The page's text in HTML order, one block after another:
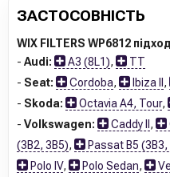
ЗАСТОСОВНІСТЬ
WIX FILTERS WP6812
- Audi: A3 (8L1),
TT
- Seat: Cordoba, Ibiza II ,
- Skoda: Octavia A4, Tour,
- Volkswagen: Caddy II ,
(3B2, 3B5), Passat B5 (3B3,
Polo IV, Polo Sedan,